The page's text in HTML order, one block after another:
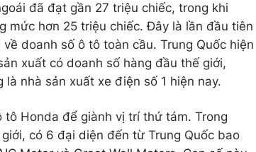
đã đạt gần 27 triệu chiếc, trong khi
mức hơn 25 triệu chiếc. Đây là lần đầu tiên
doanh số ô tô toàn cầu. Trung Quốc hiện
xuất có doanh số hàng đầu thế giới,
nhà sản xuất xe điện số 1 hiện nay.
Honda để giành vị trí thứ tám. Trong
có 6 đại diện đến từ Trung Quốc bao